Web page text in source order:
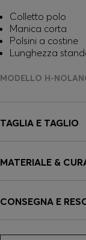
Colletto polo
Manica corta
Polsini a costine
Lunghezza
MODELLO H-
TAGLIA E TAGLIO
MATERIALE &
CONSEGNA E